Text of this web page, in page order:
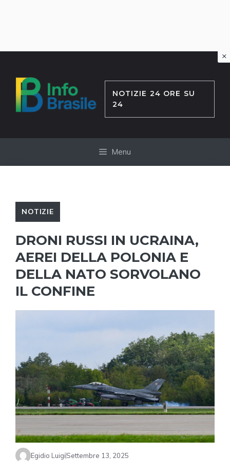
contenuto
NOTIZIE 24 ORE SU
24
Menu
NOTIZIE
DRONI RUSSI IN UCRAINA,
AEREI DELLA POLONIA E
DELLA NATO SORVOLANO
IL CONFINE
Egidio LuigiSettembre 13, 2025
×